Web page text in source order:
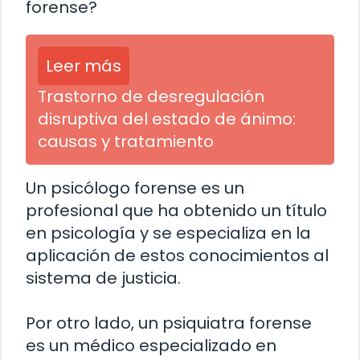
forense?
Leer más
Trastorno de desregulación
disruptiva del estado de ánimo:
causas y tratamiento
Un psicólogo forense es un
profesional que ha obtenido un título
en psicología y se especializa en la
aplicación de estos conocimientos al
sistema de justicia.
Por otro lado, un psiquiatra forense
es un médico especializado en